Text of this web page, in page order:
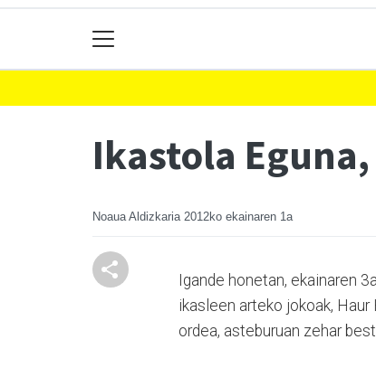
Ikastola
Noaua Aldizkaria 2012ko ekainaren 1a
Igande honetan, ekainaren
ikasleen arteko jokoak,
ordea, asteburuan zehar